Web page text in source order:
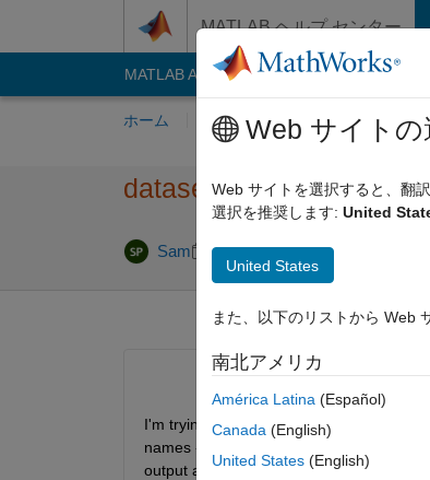
MATLAB ヘルプ センター
MATLAB Answers File Exchange
ホーム 質問する 回答 閲覧
dataset arrays - extract
Sam 2013 4 月 3 2 回答
I'm trying to extract variables from
names - very straightforward. My
output array, rather than parsing each
Web サイトの
Web サイトを選択すると、翻
選択を推奨します: United
United States
また、以下のリストから Web
南北アメリカ
América Latina (Español)
Canada (English)
United States (English)